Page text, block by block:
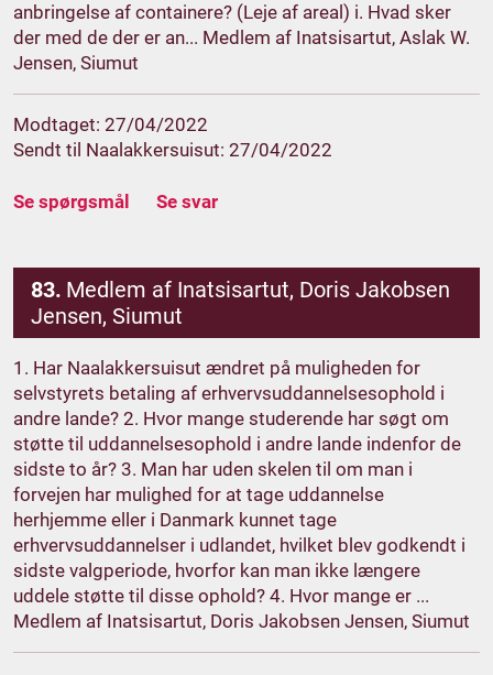
anbringelse af containere? (Leje af areal) i. Hvad sker
der med de der er an... Medlem af Inatsisartut, Aslak W.
Jensen, Siumut
Modtaget: 27/04/2022
Sendt til Naalakkersuisut: 27/04/2022
Se spørgsmål Se svar
83. Medlem af Inatsisartut, Doris Jakobsen
Jensen, Siumut
1. Har Naalakkersuisut ændret på muligheden for
selvstyrets betaling af erhvervsuddannelsesophold i
andre lande? 2. Hvor mange studerende har søgt om
støtte til uddannelsesophold i andre lande indenfor de
sidste to år? 3. Man har uden skelen til om man i
forvejen har mulighed for at tage uddannelse
herhjemme eller i Danmark kunnet tage
erhvervsuddannelser i udlandet, hvilket blev godkendt i
sidste valgperiode, hvorfor kan man ikke længere
uddele støtte til disse ophold? 4. Hvor mange er ...
Medlem af Inatsisartut, Doris Jakobsen Jensen, Siumut